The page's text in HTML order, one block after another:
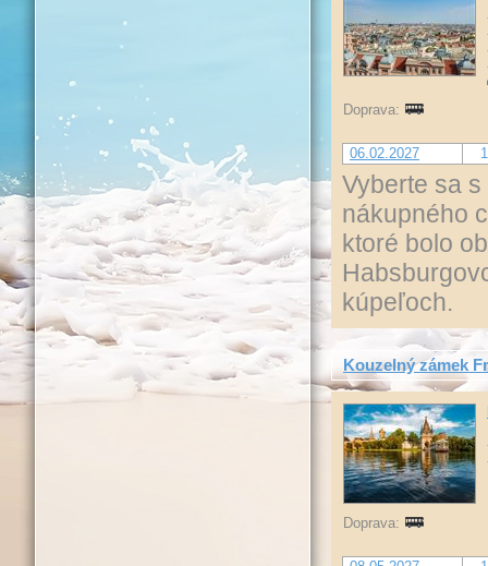
Doprava:
06.02.2027
Vyberte sa
nákupného
ktoré bolo
kúpeľoch.
Kouzelný zámek
Doprava: